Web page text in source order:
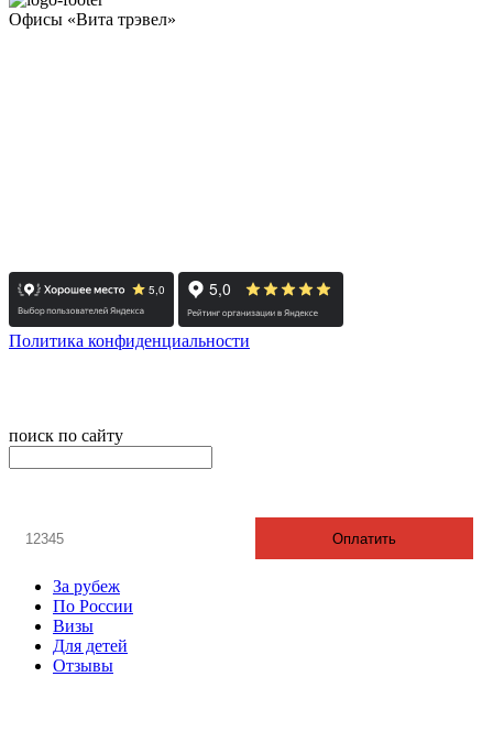
Офисы «Вита трэвел»
Политика конфиденциальности
поиск по сайту
Оплатить
За рубеж
По России
Визы
Для детей
Отзывы